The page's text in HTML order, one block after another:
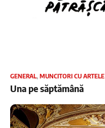
GENERAL, MUNCITORI CU ARTELE
Una pe săptămână